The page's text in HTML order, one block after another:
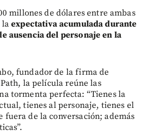
millones de dólares entre ambas
laexpectativa acumulada durante
ausencia del personaje en la
fundador de la firma de
la película reúne las
tormenta perfecta: “Tienes la
tienes al personaje, tienes el
fuera de la conversación; además